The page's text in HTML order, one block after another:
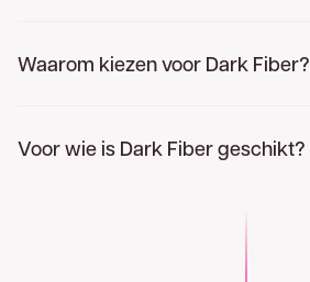
Waarom kiezen voor Dark Fiber?
Voor wie is Dark Fiber geschikt?